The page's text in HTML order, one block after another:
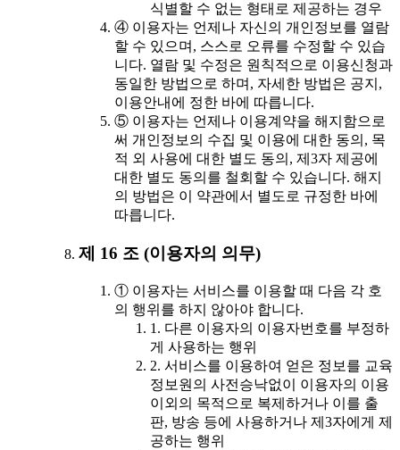
식별할 수 없는 형태로 제공하는 경우
④ 이용자는 언제나 자신의 개인정보를 열람
할 수 있으며, 스스로 오류를 수정할 수 있습
니다. 열람 및 수정은 원칙적으로 이용신청과
동일한 방법으로 하며, 자세한 방법은 공지,
이용안내에 정한 바에 따릅니다.
⑤ 이용자는 언제나 이용계약을 해지함으로
써 개인정보의 수집 및 이용에 대한 동의, 목
적 외 사용에 대한 별도 동의, 제3자 제공에
대한 별도 동의를 철회할 수 있습니다. 해지
의 방법은 이 약관에서 별도로 규정한 바에
따릅니다.
제 16 조 (이용자의 의무)
① 이용자는 서비스를 이용할 때 다음 각 호
의 행위를 하지 않아야 합니다.
1. 다른 이용자의 이용자번호를 부정하
게 사용하는 행위
2. 서비스를 이용하여 얻은 정보를 교육
정보원의 사전승낙없이 이용자의 이용
이외의 목적으로 복제하거나 이를 출
판, 방송 등에 사용하거나 제3자에게 제
공하는 행위